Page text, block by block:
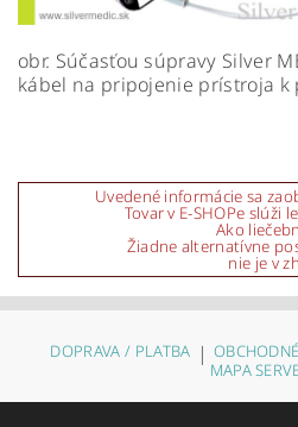
obr. Súčasťou súpravy Silver
kábel na pripojenie prístroja k
Uvedené informácie sa
Tovar v E-SHOPe
Ako
Žiadne alternatívne
nie je v
DOPRAVA / PLATBA |
MAPA